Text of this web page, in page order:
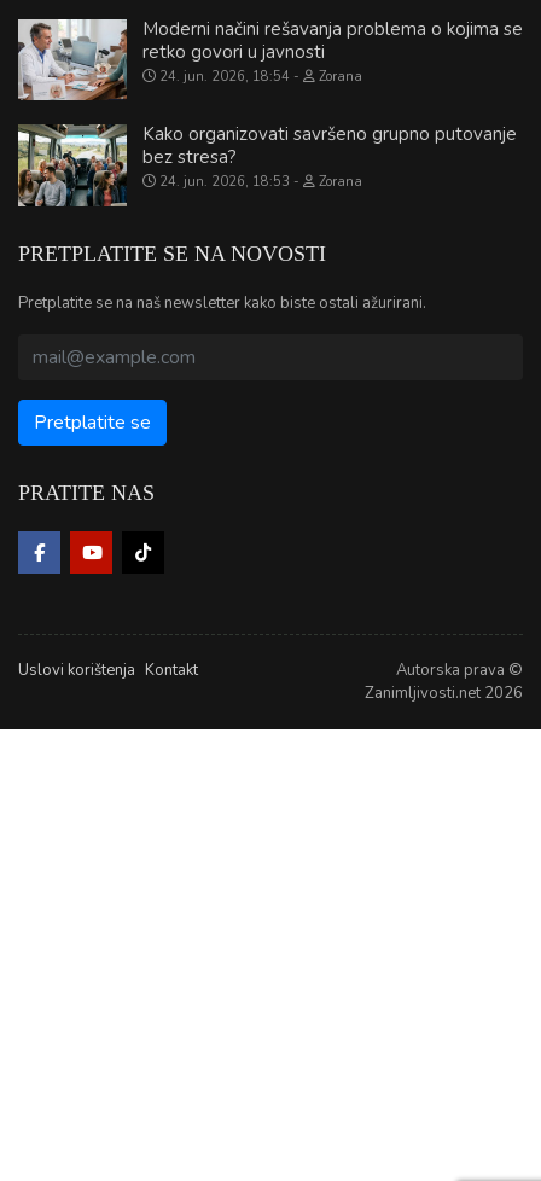
Moderni načini rešavanja problema o kojima se
retko govori u javnosti
24. jun. 2026, 18:54 Zorana
Kako organizovati savršeno grupno putovanje
bez stresa?
24. jun. 2026, 18:53 Zorana
PRETPLATITE SE NA NOVOSTI
Pretplatite se na naš newsletter kako biste ostali ažurirani.
PRATITE NAS
Uslovi korištenja Kontakt
Autorska prava ©
Zanimljivosti.net 2026